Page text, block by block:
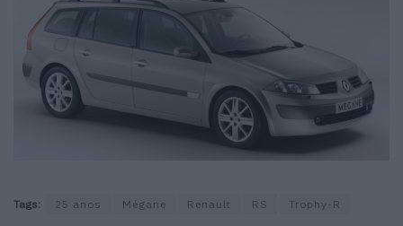
Tags: 25 anos Mégane Renault RS Trophy-R